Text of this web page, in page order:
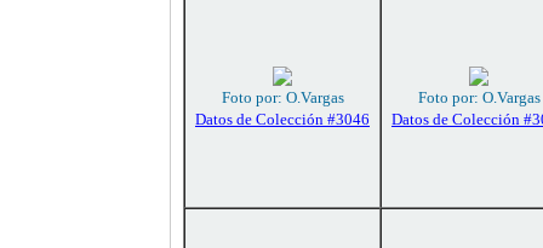
Foto por: O.Vargas
Datos de Colección #3046
Foto por: O.Vargas
Datos de Colección